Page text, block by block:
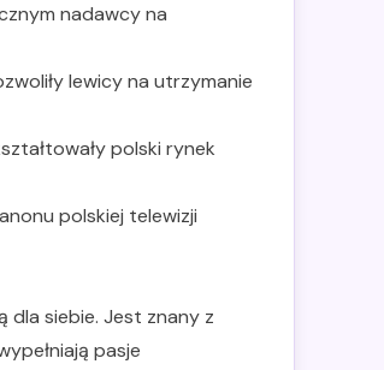
nadawcy na
lewicy na utrzymanie
polski rynek
polskiej telewizji
dla siebie. Jest znany z
pasje